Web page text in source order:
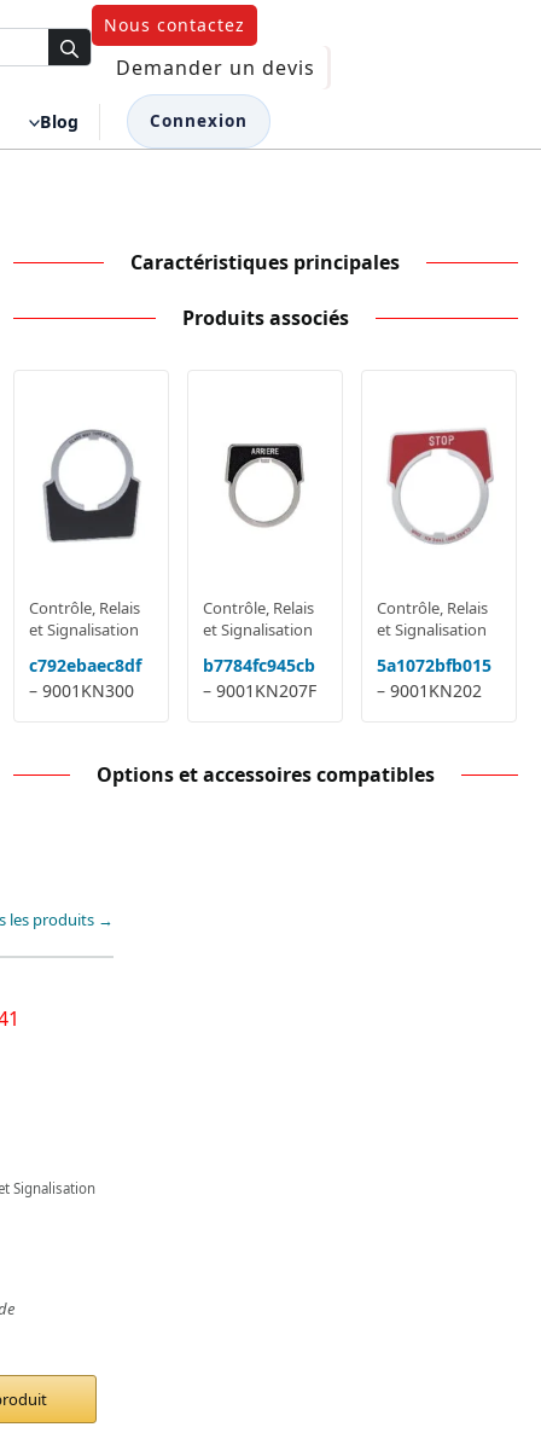
Nous contactez
Demander un devis
Blog Connexion
Caractéristiques principales
Produits associés
Contrôle, Relais
et Signalisation
c792ebaec8df
– 9001KN300
Contrôle, Relais
et Signalisation
b7784fc945cb
– 9001KN207F
Contrôle, Relais
et Signalisation
5a1072bfb015
– 9001KN202
Options et accessoires compatibles
les produits →
Signalisation